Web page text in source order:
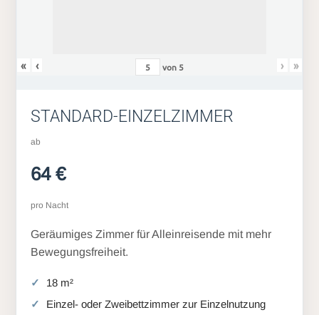
« ‹ von 5 › »
STANDARD-EINZELZIMMER
ab
64 €
pro Nacht
Geräumiges Zimmer für Alleinreisende mit mehr
Bewegungsfreiheit.
18 m²
Einzel- oder Zweibettzimmer zur Einzelnutzung